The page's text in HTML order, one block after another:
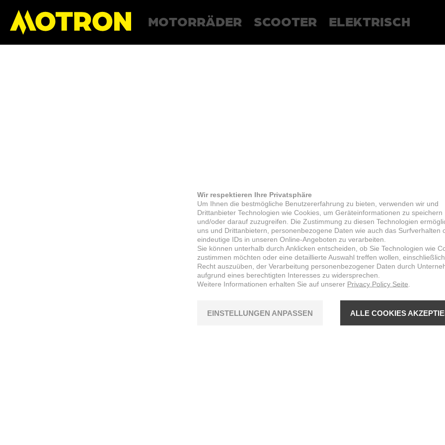
MOTORRÄDER SCOOTER ELEKTRISCH
Wir respektieren Ihre Privatsphäre
Um Ihnen die bestmögliche Benutzererfahrung zu bieten, verwenden wir und
Drittanbieter Technologien wie Cookies, um Geräteinformationen zu speichern
und/oder darauf zuzugreifen. Die Zustimmung zu diesen Technologien
uns und Drittanbietern, personenbezogene Daten wie auch das Surfverhalten
eindeutige IDs in unseren Online-Angeboten zu verarbeiten.
Sie können unterhalb durch Anklicken entscheiden, ob Sie Technologien wie
zustimmen möchten oder eine detaillierte Auswahl treffen wollen,
Recht auszuüben, der Verarbeitung personenbezogener Daten durch
aufgrund eines berechtigten Interesses zu widersprechen.
Weitere Informationen erhalten Sie auf unserer Privacy Policy Seite
EINSTELLUNGEN ANPASSEN ALLE COOKIES